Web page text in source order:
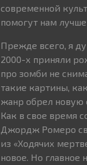
современной
помогут нам
Прежде всего, я
2000-х приняли
про зомби не
такие картины,
жанр обрел новую
Как в свое время
Джордж Ромеро
из «Ходячих
новое. Но главное